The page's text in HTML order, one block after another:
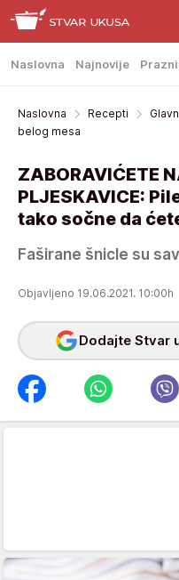
Naslovna Najnovije
Naslovna Recepti
belog mesa
ZABORAVIĆETE
PLJESKAVICE:
tako sočne da
Faširane šnicle su
Objavljeno 19.06.2021. 10:00h
Dodajte Stvar